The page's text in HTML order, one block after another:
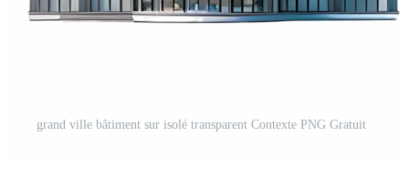
grand ville bâtiment sur isolé transparent Contexte PNG Gratuit